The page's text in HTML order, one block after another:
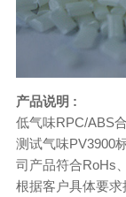
产品说明 :
低气味RPC/ABS
测试气味PV3900
司产品符合RoHs
根据客户具体要